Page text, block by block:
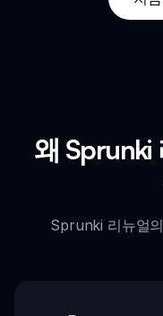
왜 Sprunki
Sprunki 리뉴얼